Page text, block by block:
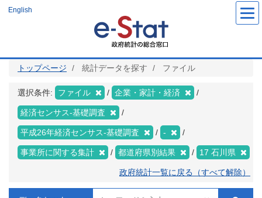
ツ
English
トップページ 統計データを探す ファイル
選択条件: ファイル 企業・家計・経済
経済センサス‐基礎調査
平成26年経済センサス‐基礎調査 -
事業所に関する集計 都道府県別結果 17 石川県
政府統計一覧に戻る（すべて解除）